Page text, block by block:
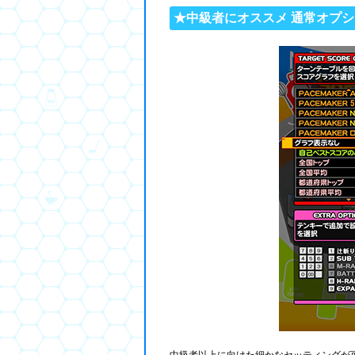
★中級者にオススメ 通常オプ